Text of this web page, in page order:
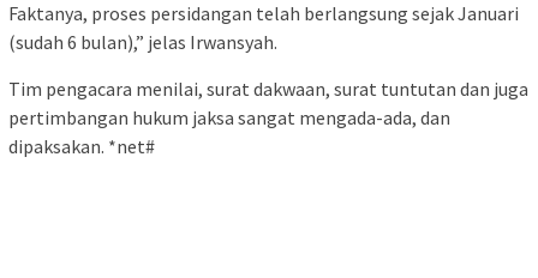
Faktanya, proses persidangan telah berlangsung sejak Januari
(sudah 6 bulan),” jelas Irwansyah.
Tim pengacara menilai, surat dakwaan, surat tuntutan dan juga
pertimbangan hukum jaksa sangat mengada-ada, dan
dipaksakan. *net#